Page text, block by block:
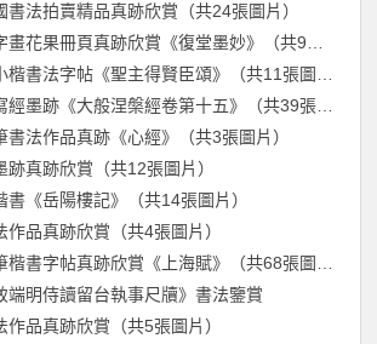
書法拍賣精品真跡欣賞（共24張圖片）
隋代楷書寫經墨跡《大般涅槃經卷第十五》（共39張圖片）
書法作品真跡《心經》（共3張圖片）
跡真跡欣賞（共12張圖片）
書《岳陽樓記》（共14張圖片）
作品真跡欣賞（共4張圖片）
端明侍讀留台執事尺牘》書法鑒賞
作品真跡欣賞（共5張圖片）